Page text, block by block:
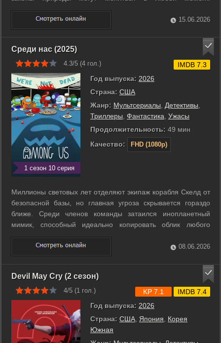
Проводником становится искусственный интеллект Эва,
которая помогает разбираться в новых возможностях, но не
всегда объясняет последствия ...
15.06.2026
Среди нас (2025)
4.3/5 (4 гол.)
1 сезон 10 серия
Год выпуска: 2026
Страна: США
Жанр: Мультсериалы Детективы
Триллеры Фантастика Ужасы
Продолжительность: 49 мин
Качество:
FHD (1080p)
IMDB 7.3
Миллионы световых лет отделяют экипаж корабля Скелд от
безопасной базы, но главная угроза скрывается гораздо
ближе. Среди членов команды затаился инопланетный
мимик, способный идеально копировать облик любого
человека. Невидимый враг методично выводит из строя
системы жизнеобеспечения и устраняет изолированных
специалистов. Оставшимся участникам ...
08.06.2026
Devil May Cry (2 сезон)
4/5 (1 гол.)
Год выпуска: 2026
Страна: США Япония
Корея
Южная
KP 7.1 IMDB 7.4